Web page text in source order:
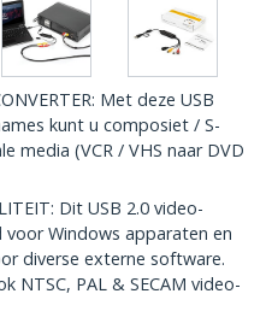
Met deze USB
kunt u composiet / S-
media (VCR / VHS naar DVD
Dit USB 2.0 video-
Windows apparaten en
diverse externe software.
NTSC, PAL & SECAM video-